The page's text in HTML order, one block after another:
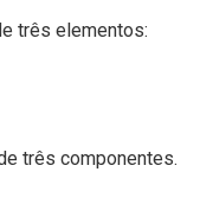
três elementos:
três componentes.